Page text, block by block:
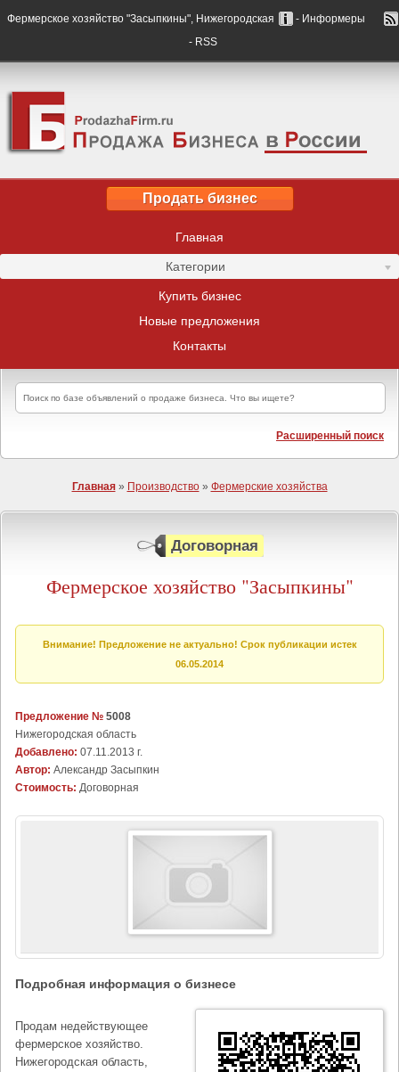
Фермерское хозяйство "Засыпкины", Нижегородская
- Информеры
- RSS
Продать бизнес
Главная
Категории
Купить бизнес
Новые предложения
Контакты
Расширенный поиск
Главная» Производство» Фермерские хозяйства
Договорная
Фермерское хозяйство "Засыпкины"
Внимание! Предложение не актуально! Срок публикации истек
06.05.2014
Предложение № 5008
Нижегородская область
Добавлено: 07.11.2013 г.
Автор: Александр Засыпкин
Стоимость: Договорная
Подробная информация о бизнесе
Продам недействующее
фермерское хозяйство.
Нижегородская область,